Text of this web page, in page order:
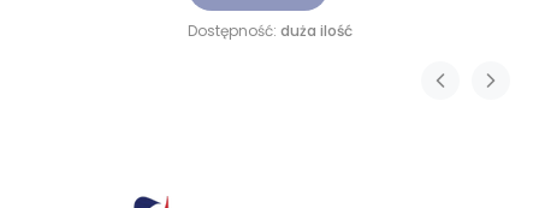
Dostępność: duża ilość